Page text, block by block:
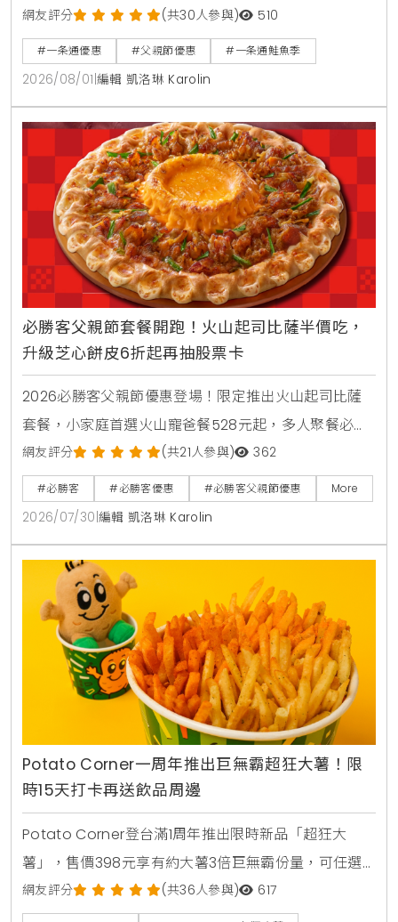
蝦貝海苔包、蟹醬沙拉鮭魚及美威鮭魚鬆軍艦等6款新
品，同步推出父親節增量優惠活動。
網友評分 (共30人參與) 510
#一条通優惠 #父親節優惠 #一条通鮭魚季
2026/08/01 編輯 凱洛琳 Karolin
必勝客父親節套餐開跑！火山起司比薩半價吃，
升級芝心餅皮6折起再抽股票卡
2026必勝客父親節優惠登場！限定推出火山起司比薩
套餐，小家庭首選火山寵爸餐528元起，多人聚餐必備
火山芝心爸發餐888元起享雙大比薩。快閃6天爸氣開
吃餐外帶買大送大，升級芝心餅皮享6折優惠。PK APP
訂購省暑了小套餐只要399元起，再抽3萬元股票禮品
卡與威秀電影票，單點火山比薩享半價優惠。
網友評分 (共21人參與) 362
#必勝客 #必勝客優惠 #必勝客父親節優惠 More
2026/07/30 編輯 凱洛琳 Karolin
Potato Corner一周年推出巨無霸超狂大薯！限
時15天打卡再送飲品周邊
Potato Corner登台滿1周年推出限時新品「超狂大
薯」，售價398元享有約大薯3倍巨無霸份量，可任選3
種風味粉。2026年8月1日至8月15日活動期間購買超狂
網友評分 (共36人參與) 617